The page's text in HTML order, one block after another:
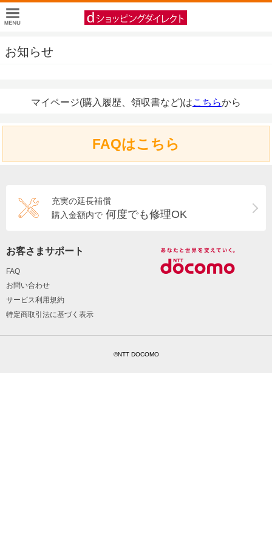
お知らせ
マイページ(購入履歴、領収書など)はこちらから
FAQはこちら
充実の延長補償
購入金額内で 何度でも修理OK
お客さまサポート
FAQ
お問い合わせ
サービス利用規約
特定商取引法に基づく表示
©NTT DOCOMO